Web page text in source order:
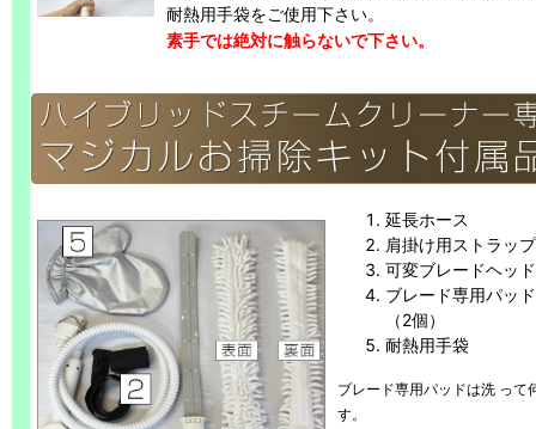
耐熱用手袋をご使用下さい。
素手では絶対に触らないで下さい。
延長ホース
肩掛け用ストラップ
可変ブレードヘッド
ブレード専用パッド
（2個）
耐熱用手袋
ブレード専用パッドは洗 って
す。